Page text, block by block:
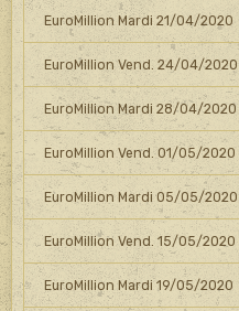
EuroMillion Mardi 21/04/2020
EuroMillion Vend. 24/04/2020
EuroMillion Mardi 28/04/2020
EuroMillion Vend. 01/05/2020
EuroMillion Mardi 05/05/2020
EuroMillion Vend. 15/05/2020
EuroMillion Mardi 19/05/2020